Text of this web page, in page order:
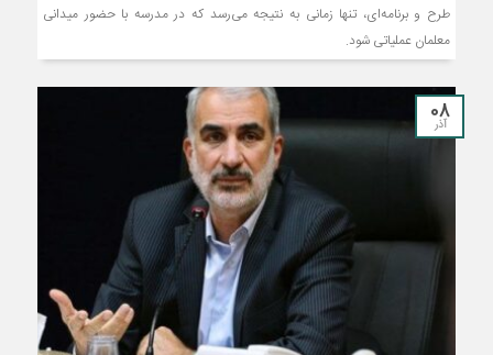
طرح و برنامه‌ای، تنها زمانی به نتیجه می‌رسد که در مدرسه با حضور میدانی
معلمان عملیاتی شود.
08
آذر